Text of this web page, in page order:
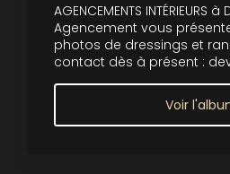
AGENCEMENTS INTÉRIEURS
Agencement vous
photos de dressings et
contact dès à présent :
Voir